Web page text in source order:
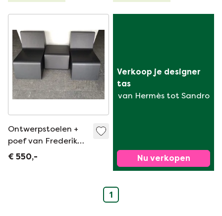
Ontwerpstoelen +
poef van Frederik
van Heereveld voor
€ 550,-
Verkoop je designer
tas
van Hermès tot Sandro
Nu verkopen
1